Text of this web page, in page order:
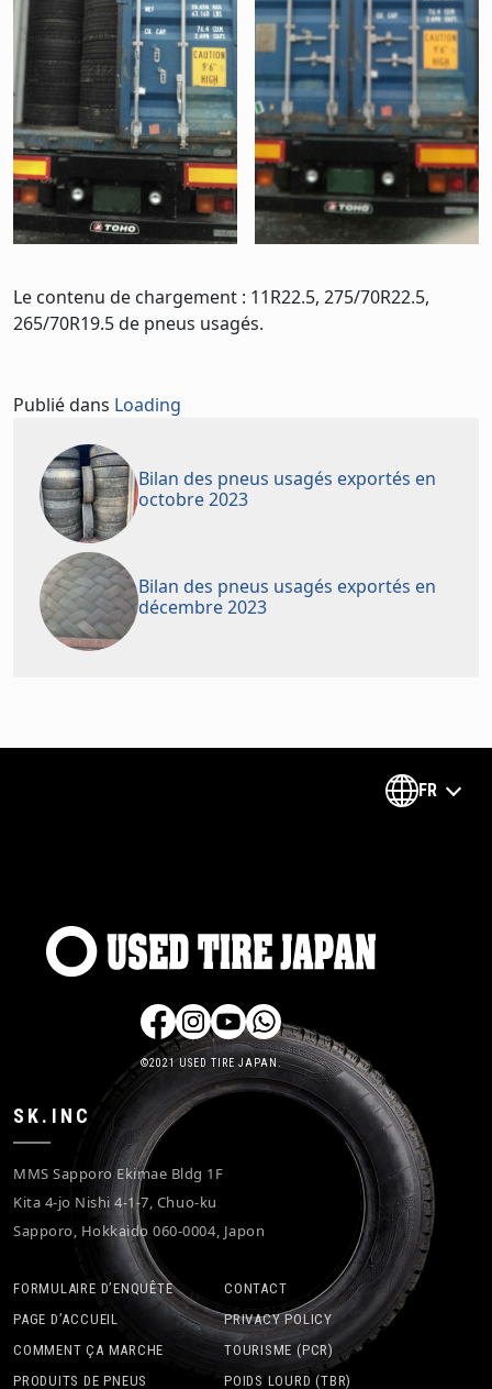
Le contenu de chargement : 11R22.5, 275/70R22.5,
265/70R19.5 de pneus usagés.
Publié dans Loading
Bilan des pneus usagés exportés en
octobre 2023
Bilan des pneus usagés exportés en
décembre 2023
FR
SK.INC
MMS Sapporo Ekimae Bldg 1F
Kita 4-jo Nishi 4-1-7, Chuo-ku
Sapporo, Hokkaido 060-0004, Japon
©2021 USED TIRE JAPAN.
FORMULAIRE D’ENQUÊTE
PAGE D’ACCUEIL
COMMENT ÇA MARCHE
PRODUITS DE PNEUS
CONTACT
PRIVACY POLICY
TOURISME (PCR)
POIDS LOURD (TBR)